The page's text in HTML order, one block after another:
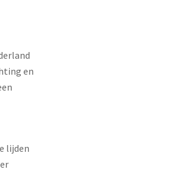
en
lijden